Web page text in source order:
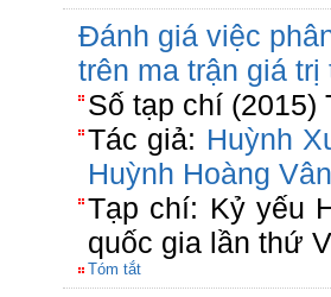
Đánh giá việc
trên ma trận giá
Số tạp chí (2015)
Tác giả: Huỳnh
Huỳnh Hoàng Vân
Tạp chí: Kỷ yếu
quốc gia lần thứ
Tóm tắt